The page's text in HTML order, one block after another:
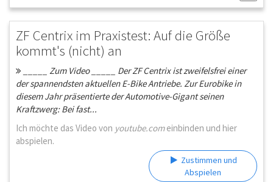
ZF Centrix im Praxistest: Auf die Größe
kommt's (nicht) an
_____ Zum Video _____ Der ZF Centrix ist zweifelsfrei einer
der spannendsten aktuellen E-Bike Antriebe. Zur Eurobike in
diesem Jahr präsentierte der Automotive-Gigant seinen
Kraftzwerg: Bei fast...
Ich möchte das Video von youtube.comeinbinden und hier
abspielen.
Zustimmen und
Abspielen